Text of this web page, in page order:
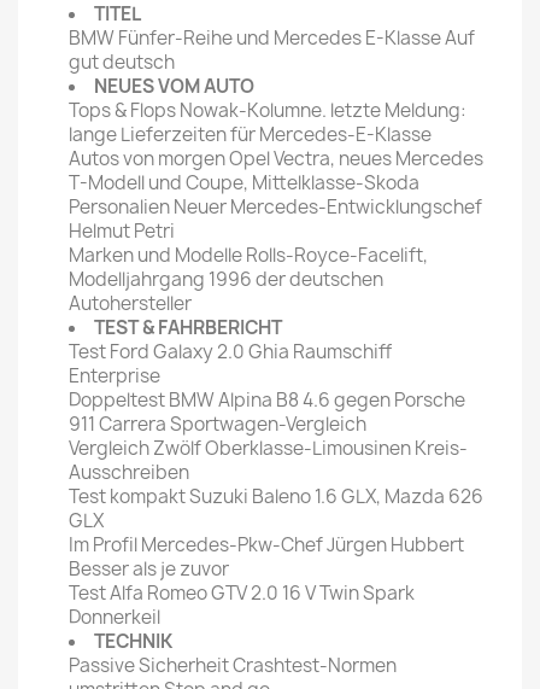
TITEL
BMW Fünfer-Reihe und Mercedes E-Klasse Auf
gut deutsch
NEUES VOM AUTO
Tops & Flops Nowak-Kolumne. letzte Meldung:
lange Lieferzeiten für Mercedes-E-Klasse
Autos von morgen Opel Vectra, neues Mercedes
T-Modell und Coupe, Mittelklasse-Skoda
Personalien Neuer Mercedes-Entwicklungschef
Helmut Petri
Marken und Modelle Rolls-Royce-Facelift,
Modelljahrgang 1996 der deutschen
Autohersteller
TEST & FAHRBERICHT
Test Ford Galaxy 2.0 Ghia Raumschiff
Enterprise
Doppeltest BMW Alpina B8 4.6 gegen Porsche
911 Carrera Sportwagen-Vergleich
Vergleich Zwölf Oberklasse-Limousinen Kreis-
Ausschreiben
Test kompakt Suzuki Baleno 1.6 GLX, Mazda 626
GLX
Im Profil Mercedes-Pkw-Chef Jürgen Hubbert
Besser als je zuvor
Test Alfa Romeo GTV 2.0 16 V Twin Spark
Donnerkeil
TECHNIK
Passive Sicherheit Crashtest-Normen